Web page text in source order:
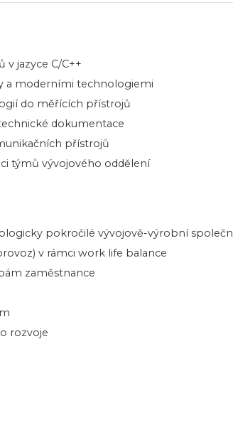
jazyce C/C++
a moderními technologiemi
do měřících přístrojů
dokumentace
přístrojů
týmů vývojového oddělení
pokročilé vývojově-výrobní
v rámci work life balance
zaměstnance
rozvoje